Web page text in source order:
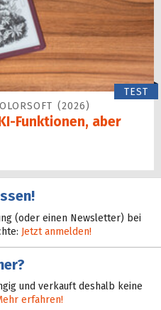
TEST
(2026)
Funktionen, aber
(oder einen Newsletter) bei
Jetzt anmelden!
und verkauft deshalb keine
erfahren!